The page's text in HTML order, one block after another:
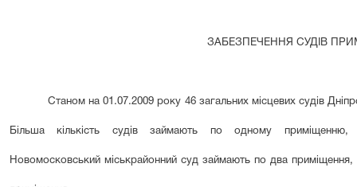
ЗАБЕЗПЕЧЕННЯ СУДІВ
Станом на 01.07.2009 року 46 загальних місцевих судів
Більша кількість судів займають по одному приміщенню,
Новомосковський міськрайонний суд займають по два